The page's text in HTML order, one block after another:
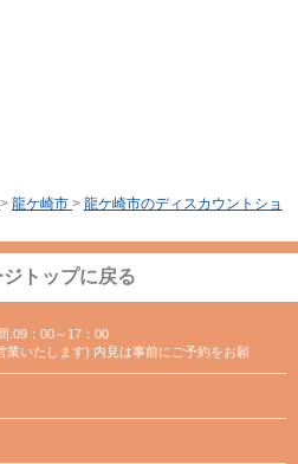
> 龍ケ崎市 > 龍ケ崎市のディスカウントショ
トップに戻る
:09：00～17：00
業いたします) 内見は事前にご予約をお願